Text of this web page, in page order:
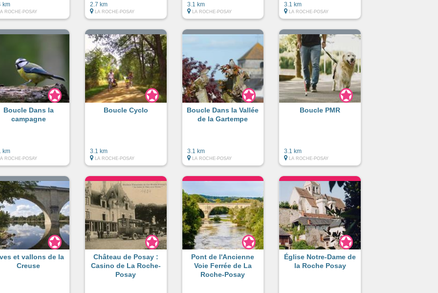
km
ROCHE-POSAY
2.7 km
LA ROCHE-POSAY
3.1 km
LA ROCHE-POSAY
3.1 km
LA ROCHE-POSAY
Boucle Dans la
campagne
km
ROCHE-POSAY
Boucle Cyclo
3.1 km
LA ROCHE-POSAY
Boucle Dans la Vallée
de la Gartempe
3.1 km
LA ROCHE-POSAY
Boucle PMR
3.1 km
LA ROCHE-POSAY
et vallons de la
Creuse
Château de Posay :
Casino de La Roche-
Posay
Pont de l'Ancienne
Voie Ferrée de La
Roche-Posay
Église Notre-Dame de
la Roche Posay